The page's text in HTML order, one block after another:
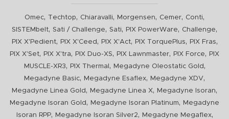
Omec, Techtop, Chiaravalli, Morgensen, Cemer, Conti,
SISTEMbelt, Sati / Challenge, Sati, PIX PowerWare, Challenge,
PIX X'Pedient, PIX X'Ceed , PIX X'Act, PIX TorquePlus, PIX Fras,
PIX X'Set, PIX X'tra, PIX Duo-XS, PIX Lawnmaster, PIX Force,
PIX
MUSCLE-XR3, PIX Thermal , Megadyne Oleostatic Gold ,
Megadyne Basic, Megadyne Esaflex, Megadyne XDV,
Megadyne Linea Gold , Megadyne Linea X, Megadyne Isoran,
Megadyne Isoran Gold , Megadyne Isoran Platinum,
Megadyne
Isoran RPP, Megadyne Isoran Silver2, Megadyne Megaflex,